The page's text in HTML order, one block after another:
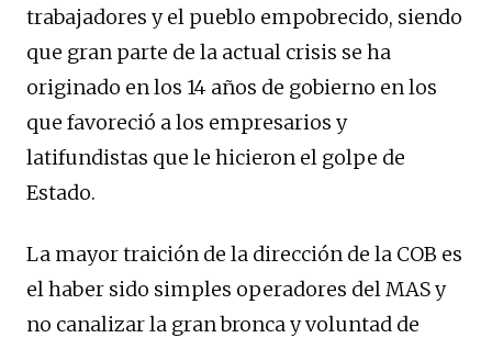
trabajadores y el pueblo empobrecido, siendo
que gran parte de la actual crisis se ha
originado en los 14 años de gobierno en los
que favoreció a los empresarios y
latifundistas que le hicieron el golpe de
Estado.
La mayor traición de la dirección de la COB es
el haber sido simples operadores del MAS y
no canalizar la gran bronca y voluntad de